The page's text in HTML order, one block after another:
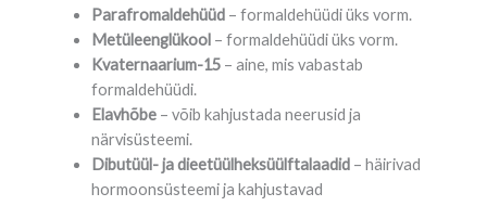
Parafromaldehüüd– formaldehüüdi üks vorm.
Metüleenglükool– formaldehüüdi üks vorm.
Kvaternaarium-15– aine, mis vabastab
formaldehüüdi.
Elavhõbe– võib kahjustada neerusid ja
närvisüsteemi.
Dibutüül- ja dieetüülheksüülftalaadid– häirivad
hormoonsüsteemi ja kahjustavad